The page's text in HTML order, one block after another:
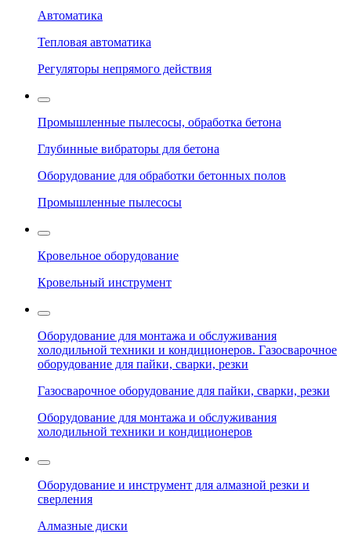
Автоматика
Тепловая автоматика
Регуляторы непрямого действия
Промышленные пылесосы, обработка бетона
Глубинные вибраторы для бетона
Оборудование для обработки бетонных полов
Промышленные пылесосы
Кровельное оборудование
Кровельный инструмент
Оборудование для монтажа и обслуживания
холодильной техники и кондиционеров. Газосварочное
оборудование для пайки, сварки, резки
Газосварочное оборудование для пайки, сварки, резки
Оборудование для монтажа и обслуживания
холодильной техники и кондиционеров
Оборудование и инструмент для алмазной резки и
сверления
Алмазные диски